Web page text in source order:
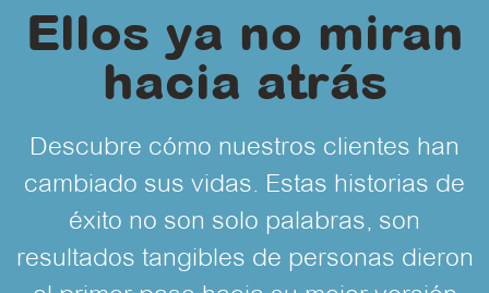
Ellos ya no miran
hacia atrás
Descubre cómo nuestros clientes han
cambiado sus vidas. Estas historias de
éxito no son solo palabras, son
resultados tangibles de personas dieron